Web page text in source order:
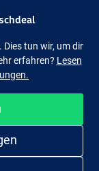
sicher shoppen
Dies tun wir, um dir
erfahren? Lesen